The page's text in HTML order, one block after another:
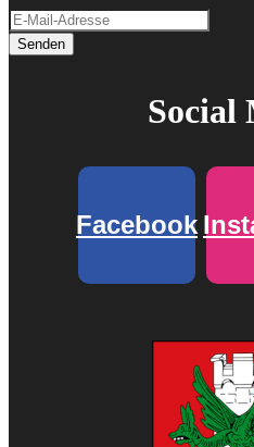
Senden
Social
Facebook